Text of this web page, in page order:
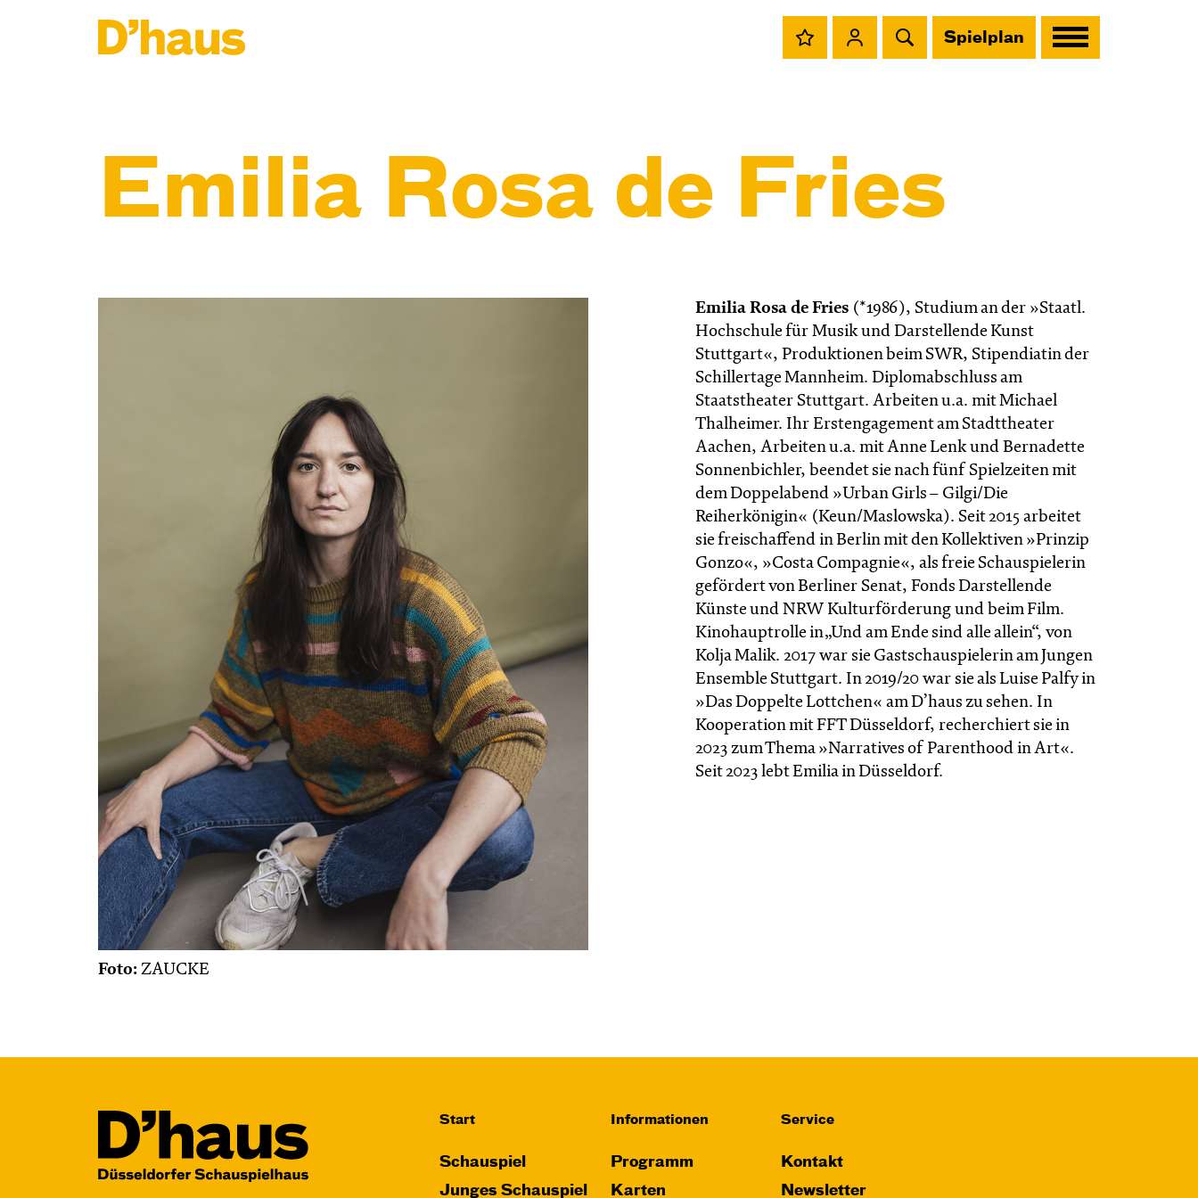
Spielplan
Emilia Rosa de Fries
Foto: ZAUCKE
Emilia Rosa de Fries (*1986), Studium an der »Staatl.
Hochschule für Musik und Darstellende Kunst
Stuttgart«, Produktionen beim SWR, Stipendiatin der
Schillertage Mannheim. Diplomabschluss am
Staatstheater Stuttgart. Arbeiten u.a. mit Michael
Thalheimer. Ihr Erstengagement am Stadttheater
Aachen, Arbeiten u.a. mit Anne Lenk und Bernadette
Sonnenbichler, beendet sie nach fünf Spielzeiten mit
dem Doppelabend »Urban Girls – Gilgi/Die
Reiherkönigin« (Keun/Maslowska). Seit 2015 arbeitet
sie freischaffend in Berlin mit den Kollektiven »Prinzip
Gonzo«, »Costa Compagnie«, als freie Schauspielerin
gefördert von Berliner Senat, Fonds Darstellende
Künste und NRW Kulturförderung und beim Film.
Kinohauptrolle in „Und am Ende sind alle allein“, von
Kolja Malik. 2017 war sie Gastschauspielerin am Jungen
Ensemble Stuttgart. In 2019/20 war sie als Luise Palfy in
»Das Doppelte Lottchen« am D’haus zu sehen. In
Kooperation mit FFT Düsseldorf, recherchiert sie in
2023 zum Thema »Narratives of Parenthood in Art«.
Seit 2023 lebt Emilia in Düsseldorf.
Start
Schauspiel
Junges Schauspiel
Informationen
Programm
Karten
Service
Kontakt
Newsletter